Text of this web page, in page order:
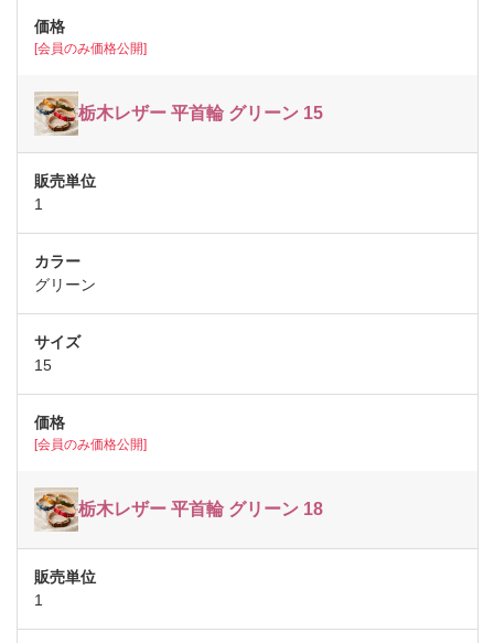
[会員のみ価格公開]
栃木レザー 平首輪 グリーン 15
1
グリーン
15
[会員のみ価格公開]
栃木レザー 平首輪 グリーン 18
1